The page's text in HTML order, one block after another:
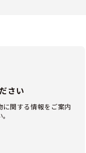
さい
関する情報をご案内